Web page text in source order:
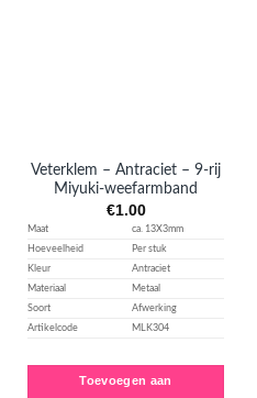
Veterklem – Antraciet – 9-rij
Miyuki-weefarmband
€1.00
Maat
ca. 13X3mm
Hoeveelheid
Per stuk
Kleur
Antraciet
Materiaal
Metaal
Soort
Afwerking
Artikelcode
MLK304
Toevoegen aan